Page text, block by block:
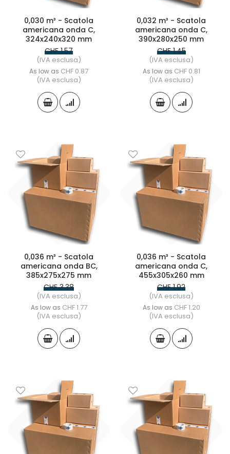
0,030 m³ - Scatola
americana onda C,
324x240x320 mm
CHF 1.57
(IVA esclusa)
As low as CHF 0.87
(IVA esclusa)
0,032 m³ - Scatola
americana onda C,
390x280x250 mm
CHF 1.45
(IVA esclusa)
As low as CHF 0.81
(IVA esclusa)
0,036 m³ - Scatola
americana onda BC,
385x275x275 mm
CHF 3.38
(IVA esclusa)
As low as CHF 1.77
(IVA esclusa)
0,036 m³ - Scatola
americana onda C,
455x305x260 mm
CHF 1.92
(IVA esclusa)
As low as CHF 1.20
(IVA esclusa)